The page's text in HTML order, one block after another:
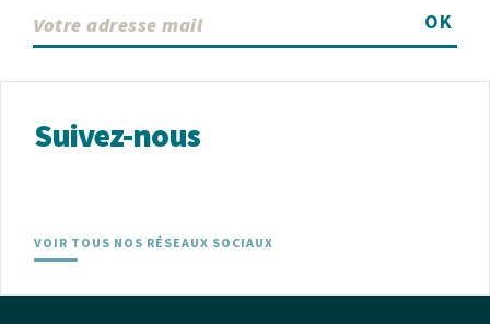
OK
Suivez-nous
VOIR TOUS NOS RÉSEAUX SOCIAUX